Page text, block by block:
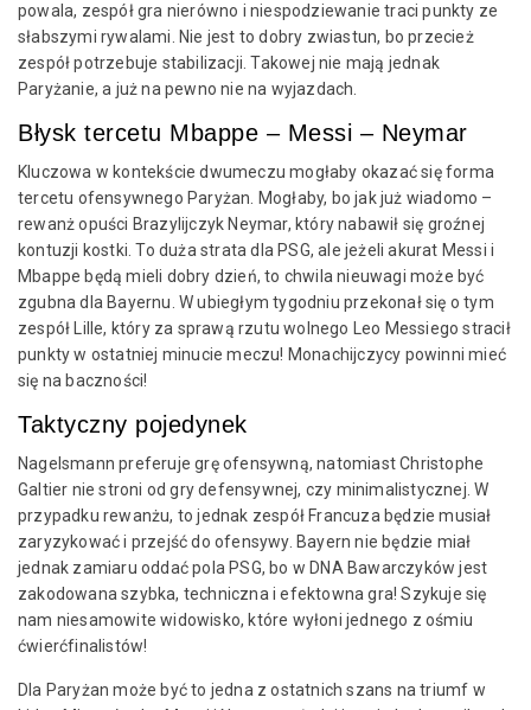
powala, zespół gra nierówno i niespodziewanie traci punkty ze
słabszymi rywalami. Nie jest to dobry zwiastun, bo przecież
zespół potrzebuje stabilizacji. Takowej nie mają jednak
Paryżanie, a już na pewno nie na wyjazdach.
Błysk tercetu Mbappe – Messi – Neymar
Kluczowa w kontekście dwumeczu mogłaby okazać się forma
tercetu ofensywnego Paryżan. Mogłaby, bo jak już wiadomo –
rewanż opuści Brazylijczyk Neymar, który nabawił się groźnej
kontuzji kostki. To duża strata dla PSG, ale jeżeli akurat Messi i
Mbappe będą mieli dobry dzień, to chwila nieuwagi może być
zgubna dla Bayernu. W ubiegłym tygodniu przekonał się o tym
zespół Lille, który za sprawą rzutu wolnego Leo Messiego stracił
punkty w ostatniej minucie meczu! Monachijczycy powinni mieć
się na baczności!
Taktyczny pojedynek
Nagelsmann preferuje grę ofensywną, natomiast Christophe
Galtier nie stroni od gry defensywnej, czy minimalistycznej. W
przypadku rewanżu, to jednak zespół Francuza będzie musiał
zaryzykować i przejść do ofensywy. Bayern nie będzie miał
jednak zamiaru oddać pola PSG, bo w DNA Bawarczyków jest
zakodowana szybka, techniczna i efektowna gra! Szykuje się
nam niesamowite widowisko, które wyłoni jednego z ośmiu
ćwierćfinalistów!
Dla Paryżan może być to jedna z ostatnich szans na triumf w